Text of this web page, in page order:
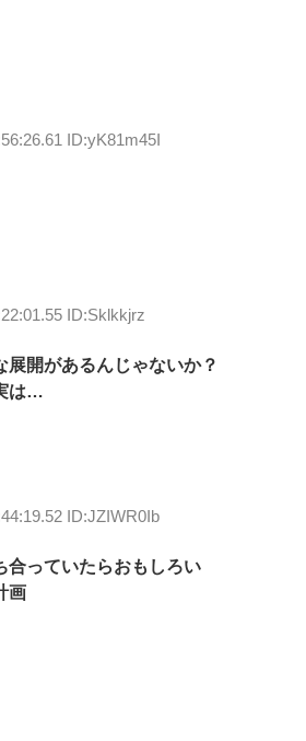
ID:yK81m45I
ID:Sklkkjrz
展開があるんじゃないか？
は…
ID:JZIWR0Ib
合っていたらおもしろい
画